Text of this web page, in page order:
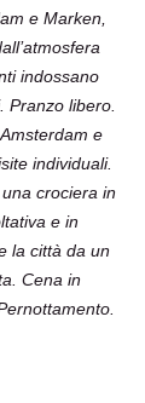
e Marken,
indossano
Pranzo libero.
e
individuali.
crociera in
e in
la città da un
Cena in